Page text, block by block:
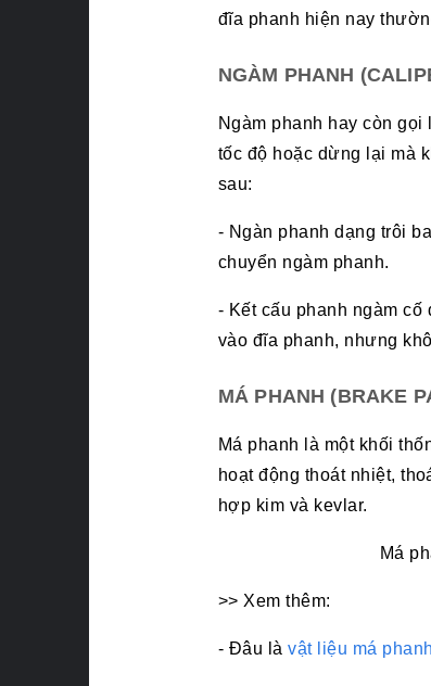
đĩa phanh hiện nay
NGÀM PHANH
Ngàm phanh hay còn
tốc độ hoặc dừng lại mà
sau:
- Ngàn phanh dạng trôi
chuyển ngàm phanh.
- Kết cấu phanh ngàm
vào đĩa phanh, nhưng
MÁ PHANH (BRAKE
Má phanh là một khối
hoạt động thoát nhiệt,
hợp kim và kevlar.
Má
>> Xem thêm:
- Đâu làvật liệu má phanh